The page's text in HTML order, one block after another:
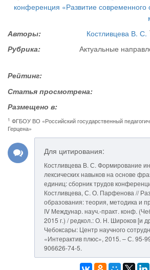
конференция «Развитие современного
Авторы:
Костливцева В. С.
Рубрика:
Актуальные
Рейтинг:
Статья просмотрена:
Размещено в:
1 ФГБОУ ВО «Российский государственный
Герцена»
Для цитирования:
Костливцева В. С. Формирование
лексических навыков на основе
единиц: сборник трудов
Костливцева, С. О. Парфенова //
образования: теория, методика и
IV Междунар. науч.-практ. конф.
2015 г.) / редкол.: О. Н. Широков [и
Чебоксары: Центр научного
«Интерактив плюс», 2015. – С. 95-
906626-74-5.